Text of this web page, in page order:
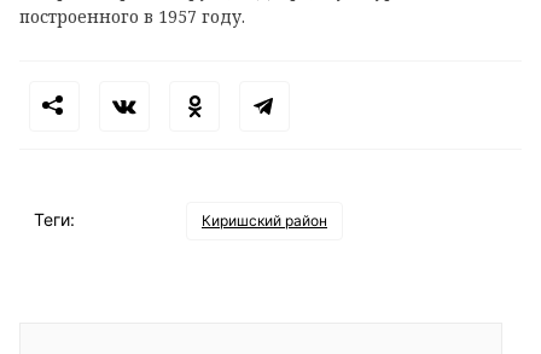
построенного в 1957 году.
Теги: Киришский район